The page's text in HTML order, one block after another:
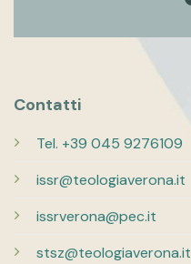
Contatti
Tel. +39 045 9276109
issr@teologiaverona.it
issrverona@pec.it
stsz@teologiaverona.it